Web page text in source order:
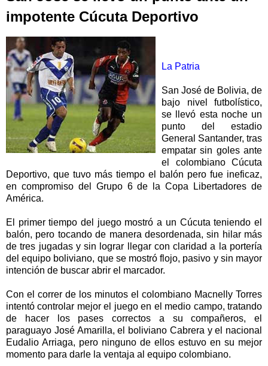
impotente Cúcuta Deportivo
La Patria
San José de Bolivia, de
bajo nivel futbolístico,
se llevó esta noche un
punto del estadio
General Santander, tras
empatar sin goles ante
el colombiano Cúcuta
Deportivo, que tuvo más tiempo el balón pero fue ineficaz,
en compromiso del Grupo 6 de la Copa Libertadores de
América.
El primer tiempo del juego mostró a un Cúcuta teniendo el
balón, pero tocando de manera desordenada, sin hilar más
de tres jugadas y sin lograr llegar con claridad a la portería
del equipo boliviano, que se mostró flojo, pasivo y sin mayor
intención de buscar abrir el marcador.
Con el correr de los minutos el colombiano Macnelly Torres
intentó controlar mejor el juego en el medio campo, tratando
de hacer los pases correctos a su compañeros, el
paraguayo José Amarilla, el boliviano Cabrera y el nacional
Eudalio Arriaga, pero ninguno de ellos estuvo en su mejor
momento para darle la ventaja al equipo colombiano.